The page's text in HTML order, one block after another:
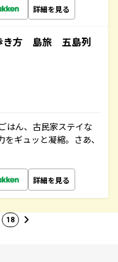
詳細を見る
き方 島旅 五島列
はん、古民家ステイな
ギュッと凝縮。さあ、
詳細を見る
18